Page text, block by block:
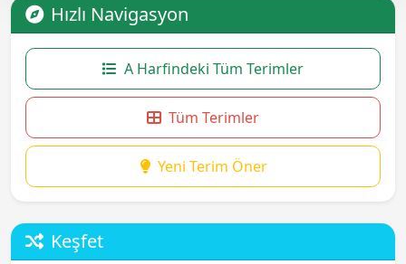
Hızlı Navigasyon
A Harfindeki Tüm Terimler
Tüm Terimler
Yeni Terim Öner
Keşfet